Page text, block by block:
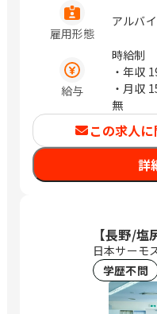
関内、
越、草
木更津
柏、京
葉、市
八戸、
山富田
研究学
白山、
野、権
東岡崎
鉄四日
近鉄奈
取、津
西川緑
関、門
三重県
雇用形態
アルバ
給与
時給制
・年収
・月収
無
この求人に
詳
【長野/
日本サーモ
学歴不問